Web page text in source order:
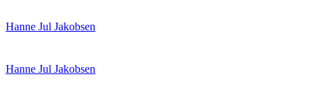
til
Hanne Jul Jakobsen
Hanne Jul Jakobsen